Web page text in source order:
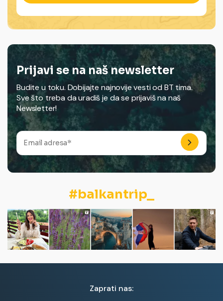
Prijavi se na naš newsletter
Budite u toku. Dobijajte najnovije vesti od BT tima.
Sve što treba da uradiš je da se prijaviš na naš
Newsletter!
#balkantrip_
Zaprati nas: